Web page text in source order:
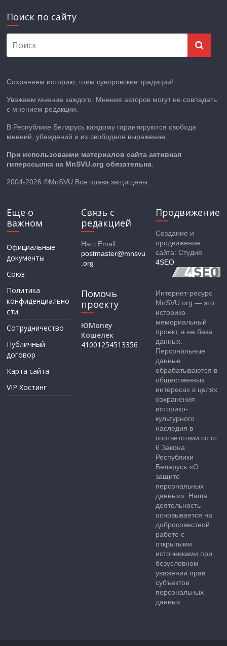
Поиск по сайту
Сохраняем историю, чтим суворовские традиции!
Уважаем мнение каждого. Мнения авторов могут не совпадать
с мнением редакции.
В Республике Беларусь каждому гарантируются свобода
мнений, убеждений и их свободное выражение.
При использовании материалов сайта активная
гиперссылка на MnSVU.org обязательна
2004-2026 ©MnSVU Все права защищены.
Еще о
важном
Официальные
документы
Союз
Политика
конфиденциально
сти
Сотрудничество
Публичный
договор
Карта сайта
VIP Хостинг
Связь с
редакцией
Наш Email:
postmaster@mnsvu
.org
Помочь
проекту
ЮMoney
Кошелек
41001254513356
Продвижение
Создание и
продвижение
сайта: Студия
4SEO
Интернет-ресурс
MnSVU.org — это
историко-
мемориальный
проект, а не база
данных.
Персональные
данные
обрабатываются в
общественных
интересах в целях
сохранения
историко-
культурного
наследия в
соответствии со ст.
6 Закона
Республики
Беларусь «О
защите
персональных
данных». Наша
деятельность
основывается на
добросовестной
работе с
открытыми
источниками при
безусловном
уважении прав
субъектов
персональных
данных.